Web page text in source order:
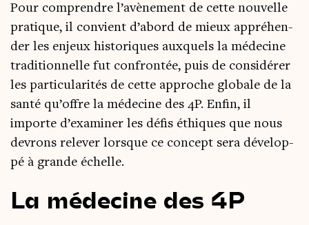
Pour com­prendre l’a­vè­ne­ment de cette nou­velle
pra­tique, il convient d’a­bord de mieux appré­hen­
der les enjeux his­to­riques aux­quels la méde­cine
tra­di­tion­nelle fut confron­tée, puis de consi­dé­rer
les par­ti­cu­la­ri­tés de cette approche glo­bale de la
san­té qu’offre la méde­cine des 4P. Enfin, il
importe d’exa­mi­ner les défis éthiques que nous
devrons rele­ver lorsque ce concept sera déve­lop­
pé à grande échelle.
La médecine des 4P